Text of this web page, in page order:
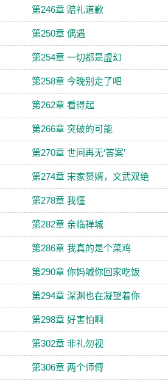
第246章 赔礼道歉
第250章 偶遇
第254章 一切都是虚幻
第258章 今晚别走了吧
第262章 看得起
第266章 突破的可能
第270章 世间再无‘答案’
第274章 宋家赘婿，文武双绝
第278章 我懂
第282章 亲临禅城
第286章 我真的是个菜鸡
第290章 你妈喊你回家吃饭
第294章 深渊也在凝望着你
第298章 好害怕啊
第302章 非礼勿视
第306章 两个师傅